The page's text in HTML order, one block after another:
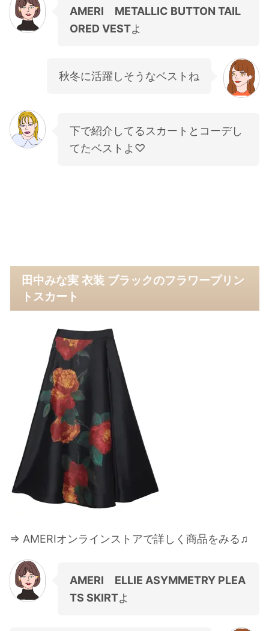
AMERI METALLIC BUTTON TAIL
ORED VESTよ
秋冬に活躍しそうなベストね
下で紹介してるスカートとコーデし
てたベストよ♡
田中みな実 衣装 ブラックのフラワープリン
トスカート
⇒ AMERIオンラインストアで詳しく商品をみる♫
AMERI ELLIE ASYMMETRY PLEA
TS SKIRTよ